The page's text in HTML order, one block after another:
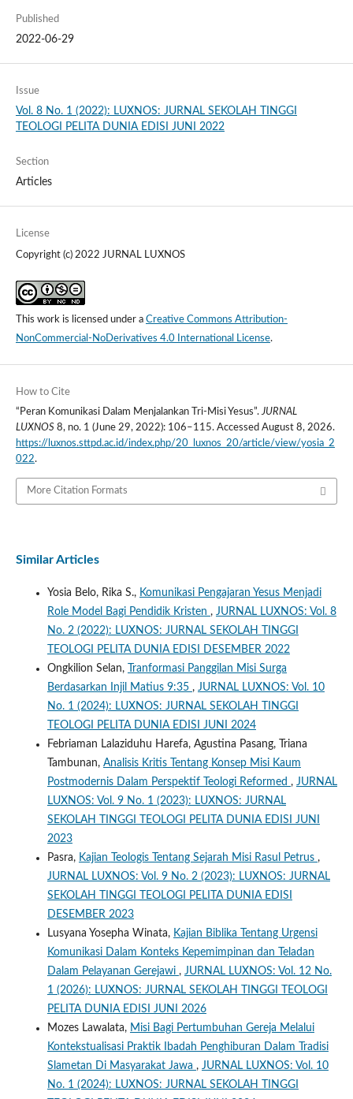
Published
2022-06-29
Issue
Vol. 8 No. 1 (2022): LUXNOS: JURNAL SEKOLAH TINGGI
TEOLOGI PELITA DUNIA EDISI JUNI 2022
Section
Articles
License
Copyright (c) 2022 JURNAL LUXNOS
This work is licensed under a Creative Commons Attribution-
NonCommercial-NoDerivatives 4.0 International License.
How to Cite
“Peran Komunikasi Dalam Menjalankan Tri-Misi Yesus”.JURNAL
LUXNOS 8, no. 1 (June 29, 2022): 106–115. Accessed August 8, 2026.
https://luxnos.sttpd.ac.id/index.php/20_luxnos_20/article/view/yosia_2
022.
More Citation Formats
Similar Articles
Yosia Belo, Rika S., Komunikasi Pengajaran Yesus Menjadi
Role Model Bagi Pendidik Kristen , JURNAL LUXNOS: Vol. 8
No. 2 (2022): LUXNOS: JURNAL SEKOLAH TINGGI
TEOLOGI PELITA DUNIA EDISI DESEMBER 2022
Ongkilion Selan,
Tranformasi Panggilan Misi Surga
Berdasarkan Injil Matius 9:35 , JURNAL LUXNOS: Vol. 10
No. 1 (2024): LUXNOS: JURNAL SEKOLAH TINGGI
TEOLOGI PELITA DUNIA EDISI JUNI 2024
Febriaman Lalaziduhu Harefa, Agustina Pasang, Triana
Tambunan, Analisis Kritis Tentang Konsep Misi Kaum
Postmodernis Dalam Perspektif Teologi Reformed , JURNAL
LUXNOS: Vol. 9 No. 1 (2023): LUXNOS: JURNAL
SEKOLAH TINGGI TEOLOGI PELITA DUNIA EDISI JUNI
2023
Pasra, Kajian Teologis Tentang Sejarah Misi Rasul Petrus ,
JURNAL LUXNOS: Vol. 9 No. 2 (2023): LUXNOS: JURNAL
SEKOLAH TINGGI TEOLOGI PELITA DUNIA EDISI
DESEMBER 2023
Lusyana Yosepha Winata, Kajian Biblika Tentang Urgensi
Komunikasi Dalam Konteks Kepemimpinan dan Teladan
Dalam Pelayanan Gerejawi , JURNAL LUXNOS: Vol. 12 No.
1 (2026): LUXNOS: JURNAL SEKOLAH TINGGI TEOLOGI
PELITA DUNIA EDISI JUNI 2026
Mozes Lawalata, Misi Bagi Pertumbuhan Gereja Melalui
Kontekstualisasi Praktik Ibadah Penghiburan Dalam Tradisi
Slametan Di Masyarakat Jawa , JURNAL LUXNOS: Vol. 10
No. 1 (2024): LUXNOS: JURNAL SEKOLAH TINGGI